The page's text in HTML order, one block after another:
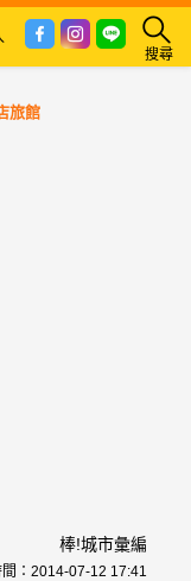
搜尋
旅館
棒!城市彙編
： 2014-07-12 17:41